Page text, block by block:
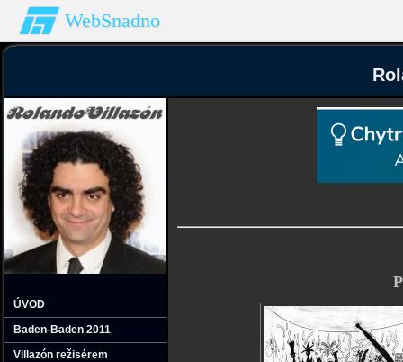
WebSnadno
ÚVOD
Baden-Baden 2011
Villazón režisérem